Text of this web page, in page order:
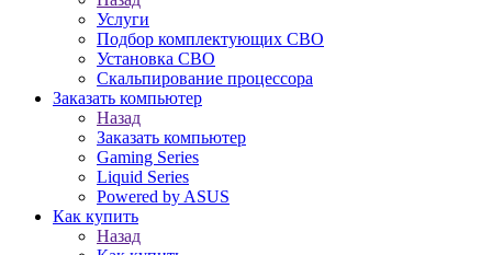
Услуги
Подбор комплектующих СВО
Установка СВО
Скальпирование процессора
Заказать компьютер
Назад
Заказать компьютер
Gaming Series
Liquid Series
Powered by ASUS
Как купить
Назад